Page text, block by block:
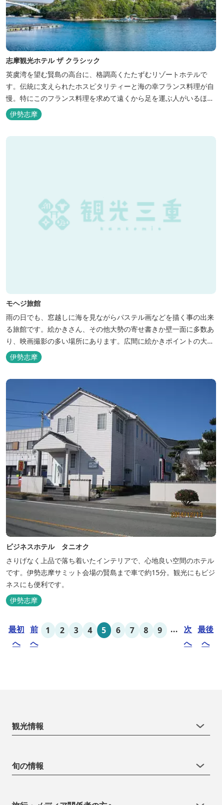
志摩観光ホテル ザ クラシック
英虞湾を望む賢島の高台に、格調高くたたずむリゾートホテルで
す。伝統に支えられたホスピタリティーと海の幸フランス料理が自
慢。特にこのフランス料理を求めて遠くから足を運ぶ人がいるほ
ど。洗練されたサービスに、寛ぎと至福のひとときを満喫してくだ
さい。 ※2016年6月7日リニューアルオープン
伊勢志摩
モヘジ旅館
雨の日でも、窓越しに海を見ながらパステル画などを描く事の出来
る旅館です。絵かきさん、その他大勢の寄せ書きか壁一面に多数あ
り、映画撮影の多い場所にあります。広間に絵かきポイントの大地
図がありますので合宿の際などの打ち合わせも行えます。
伊勢志摩
ビジネスホテル タニオク
さりげなく上品で落ち着いたインテリアで、心地良い空間のホテル
です。伊勢志摩サミット会場の賢島まで車で約15分。観光にもビジ
ネスにも便利です。
伊勢志摩
最初
へ
前
へ
1 2 3 4 5 6 7 8 9 ...
次
へ
最後
へ
観光情報
旬の情報